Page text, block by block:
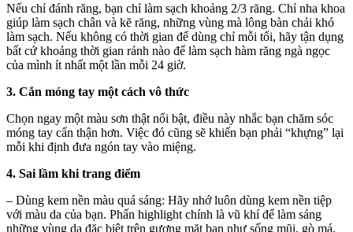
Nếu chỉ đánh răng, bạn chỉ làm sạch khoảng 2/3 răng. Chỉ nha khoa
giúp làm sạch chân và kẽ răng, những vùng mà lông bàn chải khó
làm sạch. Nếu không có thời gian để dùng chỉ mỗi tối, hãy tận dụng
bất cứ khoảng thời gian rảnh nào để làm sạch hàm răng ngà ngọc
của mình ít nhất một lần mỗi 24 giờ.
3. Cắn móng tay một cách vô thức
Chọn ngay một màu sơn thật nổi bật, điều này nhắc bạn chăm sóc
móng tay cẩn thận hơn. Việc đó cũng sẽ khiến bạn phải “khựng” lại
mỗi khi định đưa ngón tay vào miệng.
4. Sai lầm khi trang điểm
– Dùng kem nền màu quá sáng: Hãy nhớ luôn dùng kem nền tiệp
với màu da của bạn. Phấn highlight chính là vũ khí để làm sáng
những vùng da đặc biệt trên gương mặt bạn như sống mũi, gò má,